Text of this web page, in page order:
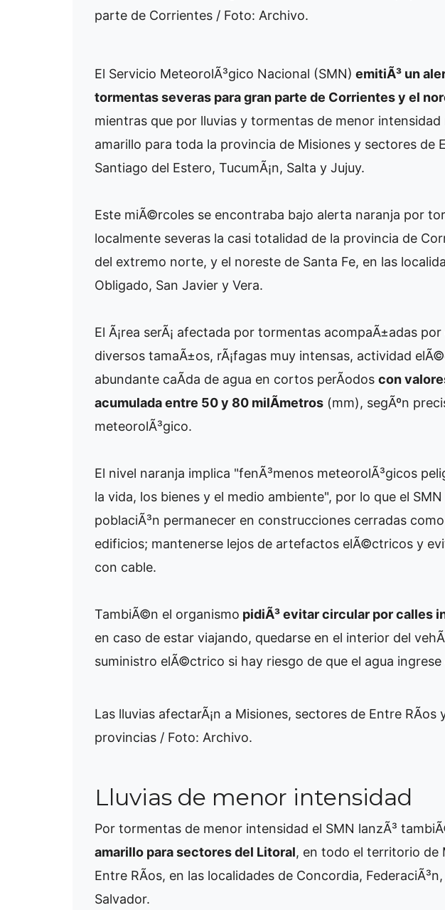
parte de Corrientes / Foto: Archivo.
El Servicio MeteorolÃ³gico Nacional (SMN) emitiÃ³ un
tormentas severas para gran parte de Corrientes y el
mientras que por lluvias y tormentas de menor
amarillo para toda la provincia de Misiones y sectores de
Santiago del Estero, TucumÃ¡n, Salta y Jujuy.
Este miÃ©rcoles se encontraba bajo alerta naranja por
localmente severas la casi totalidad de la provincia de
del extremo norte, y el noreste de Santa Fe, en las
Obligado, San Javier y Vera.
El Ã¡rea serÃ¡ afectada por tormentas acompaÃ±adas
diversos tamaÃ±os, rÃ¡fagas muy intensas, actividad
abundante caÃ­da de agua en cortos perÃ­odos con
acumulada entre 50 y 80 milÃ­metros (mm), segÃºn
meteorolÃ³gico.
El nivel naranja implica "fenÃ³menos meteorolÃ³gicos
la vida, los bienes y el medio ambiente", por lo que el
poblaciÃ³n permanecer en construcciones cerradas
edificios; mantenerse lejos de artefactos elÃ©ctricos y
con cable.
TambiÃ©n el organismo pidiÃ³ evitar circular por calles
en caso de estar viajando, quedarse en el interior del
suministro elÃ©ctrico si hay riesgo de que el agua ingrese
Las lluvias afectarÃ¡n a Misiones, sectores de Entre RÃ­os
provincias / Foto: Archivo.
Lluvias de menor intensidad
Por tormentas de menor intensidad el SMN lanzÃ³
amarillo para sectores del Litoral, en todo el territorio de
Entre RÃ­os, en las localidades de Concordia,
Salvador.